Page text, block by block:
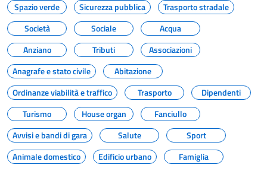
Spazio verde
Sicurezza pubblica
Trasporto stradale
Società
Sociale
Acqua
Anziano
Tributi
Associazioni
Anagrafe e stato civile
Abitazione
Ordinanze viabilità e traffico
Trasporto
Dipendenti
Turismo
House organ
Fanciullo
Avvisi e bandi di gara
Salute
Sport
Animale domestico
Edificio urbano
Famiglia